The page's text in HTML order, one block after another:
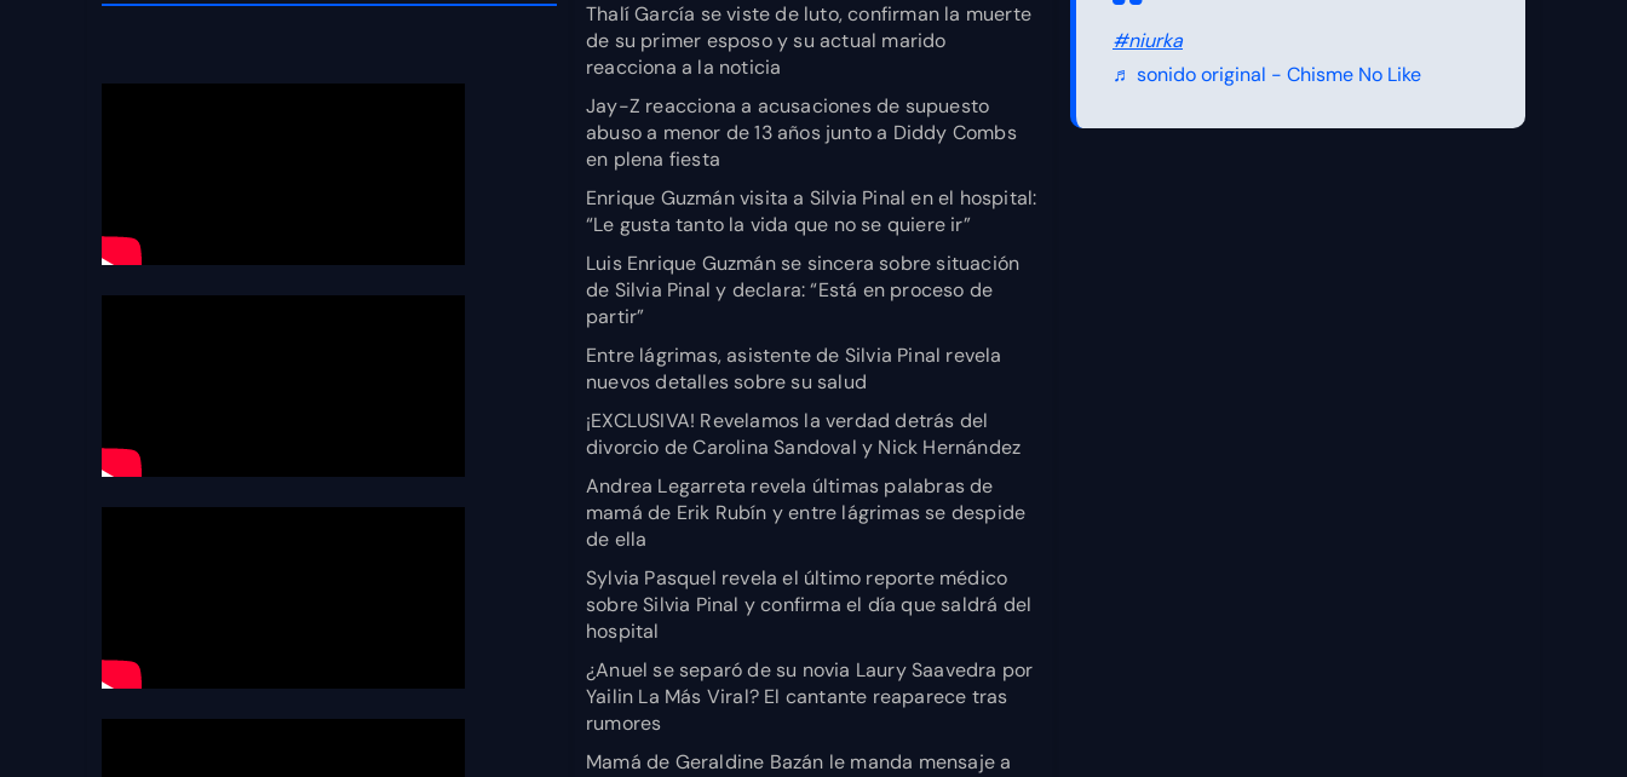
Thalí García se viste de luto, confirman la muerte
de su primer esposo y su actual marido
reacciona a la noticia
Jay-Z reacciona a acusaciones de supuesto
abuso a menor de 13 años junto a Diddy Combs
en plena fiesta
Enrique Guzmán visita a Silvia Pinal en el hospital:
“Le gusta tanto la vida que no se quiere ir”
Luis Enrique Guzmán se sincera sobre situación
de Silvia Pinal y declara: “Está en proceso de
partir”
Entre lágrimas, asistente de Silvia Pinal revela
nuevos detalles sobre su salud
¡EXCLUSIVA! Revelamos la verdad detrás del
divorcio de Carolina Sandoval y Nick Hernández
Andrea Legarreta revela últimas palabras de
mamá de Erik Rubín y entre lágrimas se despide
de ella
Sylvia Pasquel revela el último reporte médico
sobre Silvia Pinal y confirma el día que saldrá del
hospital
¿Anuel se separó de su novia Laury Saavedra por
Yailin La Más Viral? El cantante reaparece tras
rumores
Mamá de Geraldine Bazán le manda mensaje a
#niurka
♬ sonido original - Chisme No Like